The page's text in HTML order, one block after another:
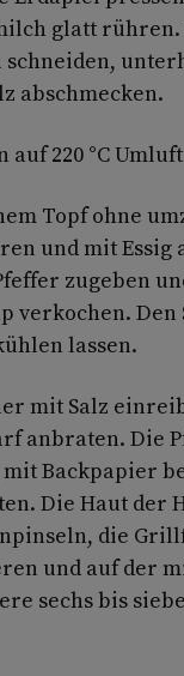
glatt
abschmecken.
auf 220 °C
Topf ohne
und mit Essig
zugeben
verkochen. Den
lassen.
mit Salz
anbraten. Die
Backpapier
Die Haut der
die
und auf der
sechs bis